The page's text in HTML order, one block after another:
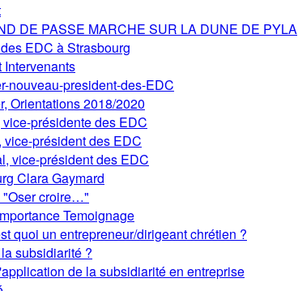
DE PASSE MARCHE SUR LA DUNE DE PYLA
EDC à Strasbourg
Intervenants
nouveau-president-des-EDC
Orientations 2018/2020
présidente des EDC
vice-président des EDC
vice-président des EDC
Clara Gaymard
"Oser croire…"
Temoignage
quoi un entrepreneur/dirigeant chrétien ?
subsidiarité ?
de la subsidiarité en entreprise